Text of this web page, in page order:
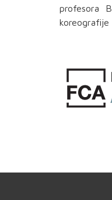
profesora
koreografije